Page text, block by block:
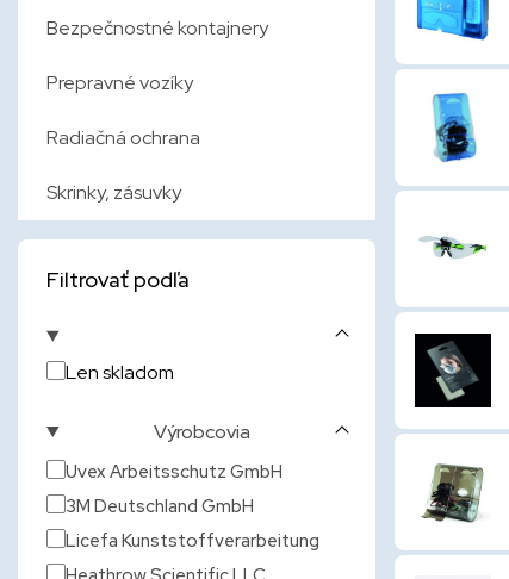
Bezpečnostné kontajnery
Prepravné vozíky
Radiačná ochrana
Skrinky, zásuvky
Filtrovať podľa
Len skladom
Výrobcovia
Uvex Arbeitsschutz GmbH
3M Deutschland GmbH
Licefa Kunststoffverarbeitung